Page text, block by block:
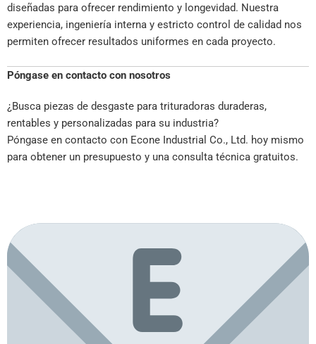
diseñadas para ofrecer rendimiento y longevidad. Nuestra
experiencia, ingeniería interna y estricto control de calidad nos
permiten ofrecer resultados uniformes en cada proyecto.
Póngase en contacto con nosotros
¿Busca piezas de desgaste para trituradoras duraderas,
rentables y personalizadas para su industria?
Póngase en contacto con Econe Industrial Co., Ltd. hoy mismo
para obtener un presupuesto y una consulta técnica gratuitos.